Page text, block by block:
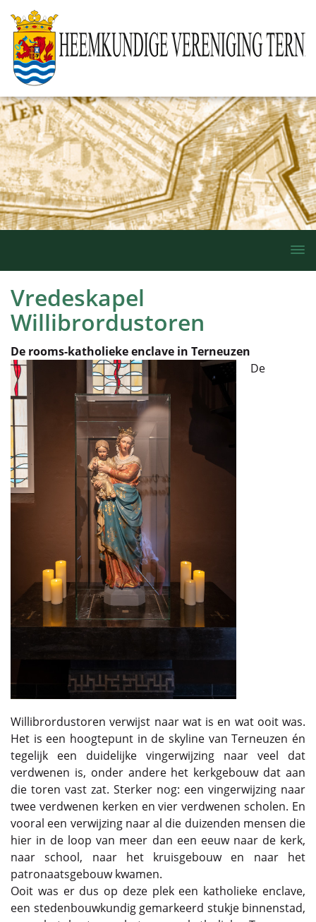
Vredeskapel
Willibrordustoren
De rooms-katholieke enclave in Terneuzen
De
Willibrordustoren verwijst naar wat is en wat ooit was.
Het is een hoogtepunt in de skyline van Terneuzen én
tegelijk een duidelijke vingerwijzing naar veel dat
verdwenen is, onder andere het kerkgebouw dat aan
die toren vast zat. Sterker nog: een vingerwijzing naar
twee verdwenen kerken en vier verdwenen scholen. En
vooral een verwijzing naar al die duizenden mensen die
hier in de loop van meer dan een eeuw naar de kerk,
naar school, naar het kruisgebouw en naar het
patronaatsgebouw kwamen.
Ooit was er dus op deze plek een katholieke enclave,
een stedenbouwkundig gemarkeerd stukje binnenstad,